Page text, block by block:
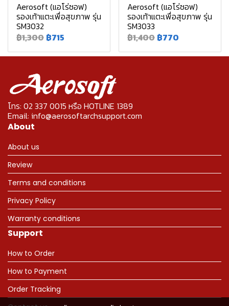
Aerosoft (แอโร่ซอฟ)
รองเท้าแตะเพื่อสุขภาพ รุ่น
SM3032
฿1,300 ฿715
Aerosoft (แอโร่ซอฟ)
รองเท้าแตะเพื่อสุขภาพ รุ่น
SM3033
฿1,400 ฿770
โทร: 02 337 0015 หรือ HOTLINE 1389
Email: info@aerosoftarchsupport.com
About
About us
Review
Terms and conditions
Privacy Policy
Warranty conditions
Support
How to Order
How to Payment
Order Tracking